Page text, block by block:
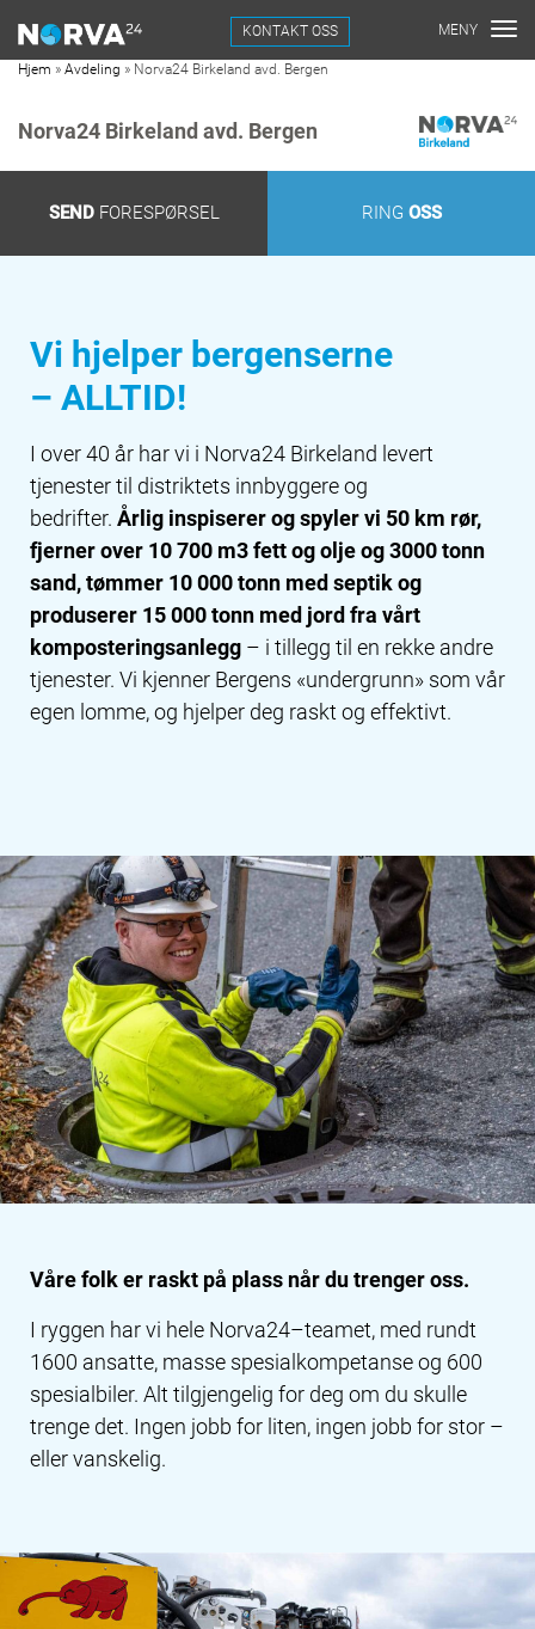
KONTAKT OSS
Hjem » Avdeling » Norva24 Birkeland avd. Bergen
Norva24 Birkeland avd. Bergen
SENDFORESPØRSEL RING OSS
Vi hjelper bergenserne
– ALLTID!
I over 40 år har vi i Norva24 Birkeland levert
tjenester til distriktets innbyggere og
bedrifter. Årlig inspiserer og spyler vi 50 km rør,
fjerner over 10 700 m3 fett og olje og 3000 tonn
sand, tømmer 10 000 tonn med septik og
produserer 15 000 tonn med jord fra vårt
komposteringsanlegg – i tillegg til en rekke andre
tjenester. Vi kjenner Bergens «undergrunn» som vår
egen lomme, og hjelper deg raskt og effektivt.
Våre folk er raskt på plass når du trenger oss.
I ryggen har vi hele Norva24–teamet, med rundt
1600 ansatte, masse spesialkompetanse og 600
spesialbiler. Alt tilgjengelig for deg om du skulle
trenge det. Ingen jobb for liten, ingen jobb for stor –
eller vanskelig.